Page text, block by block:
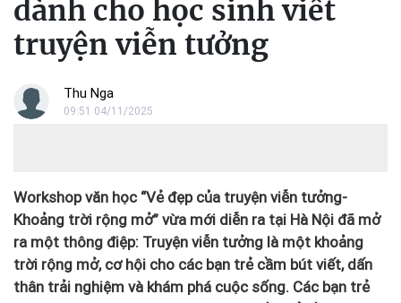
dành cho học sinh viết
truyện viễn tưởng
Thu Nga
09:51 04/11/2025
Workshop văn học “Vẻ đẹp của truyện viễn tưởng-
Khoảng trời rộng mở” vừa mới diễn ra tại Hà Nội đã mở
ra một thông điệp: Truyện viễn tưởng là một khoảng
trời rộng mở, cơ hội cho các bạn trẻ cầm bút viết, dấn
thân trải nghiệm và khám phá cuộc sống. Các bạn trẻ